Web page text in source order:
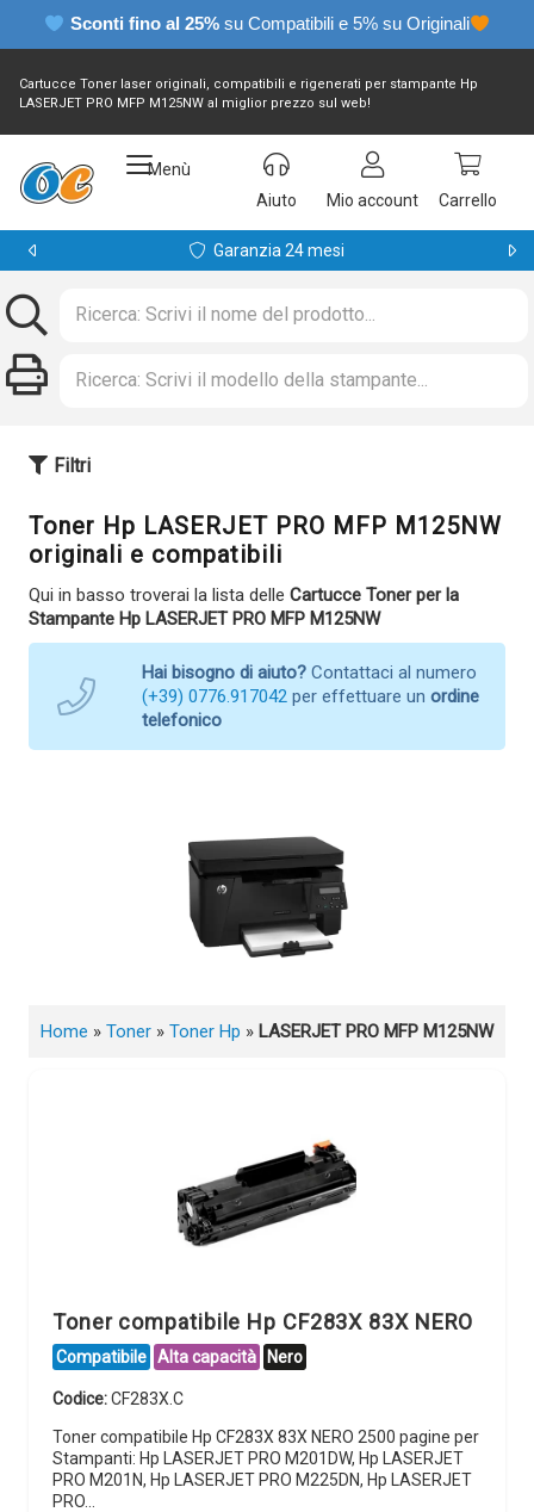
Sconti fino al 25% su Compatibili e 5% su Originali
Cartucce Toner laser originali, compatibili e rigenerati per stampante Hp
LASERJET PRO MFP M125NW al miglior prezzo sul web!
Menù
Aiuto
Mio account Carrello
Garanzia 24 mesi
Filtri
Toner Hp LASERJET PRO MFP M125NW
originali e compatibili
Qui in basso troverai la lista delle Cartucce Toner per la
Stampante Hp LASERJET PRO MFP M125NW
Hai bisogno di aiuto? Contattaci al numero
(+39) 0776.917042 per effettuare un ordine
telefonico
Home » Toner » Toner Hp » LASERJET PRO MFP M125NW
Toner compatibile Hp CF283X 83X NERO
Compatibile Alta capacità Nero
Codice:CF283X.C
Toner compatibile Hp CF283X 83X NERO 2500 pagine per
Stampanti: Hp LASERJET PRO M201DW, Hp LASERJET
PRO M201N, Hp LASERJET PRO M225DN, Hp LASERJET
PRO…